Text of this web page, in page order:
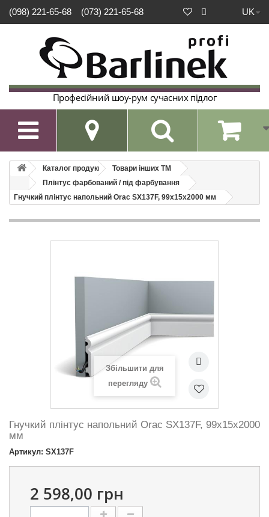
UK
(098) 221-65-68 (073) 221-65-68
Професійний шоу-рум сучасних підлог

Каталог продукції
Товари інших ТМ
Плінтус фарбований / під фарбування
Гнучкий плінтус напольний Orac SX137F, 99х15х2000 мм
Збільшити для
перегляду
Гнучкий плінтус напольний Orac SX137F, 99х15х2000
мм
Артикул: SX137F
2 598,00 грн